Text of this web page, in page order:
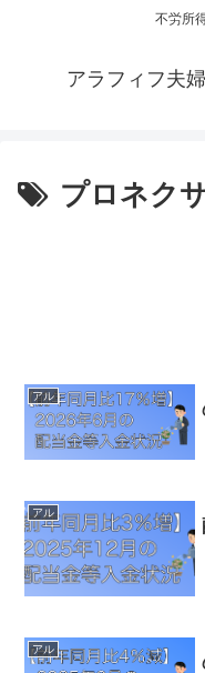
不労所
アラフィフ夫
プロネク
アル
アル
アル